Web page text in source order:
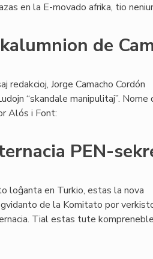
en la E-movado afrika, tio
de
redakcioj, Jorge Camacho Cordón
“skandale manipulitaj”.
Alós i Font:
PEN-
loĝanta en Turkio, estas la nova
de la Komitato por
Tial estas tute